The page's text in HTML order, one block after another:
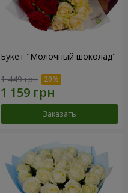
Букет "Молочный шоколад"
1 449 грн
Заказать